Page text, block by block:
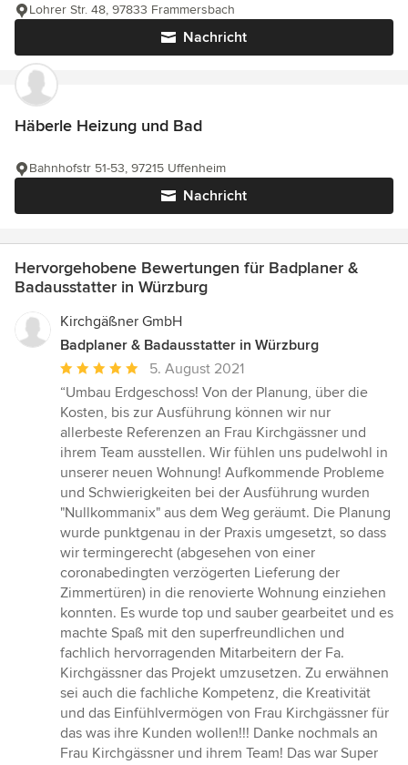
Nachricht
Lohrer Str. 48, 97833 Frammersbach
Häberle Heizung und Bad
Nachricht
Bahnhofstr 51-53, 97215 Uffenheim
Hervorgehobene Bewertungen für Badplaner &
Badausstatter in Würzburg
Kirchgäßner GmbH
Badplaner & Badausstatter in Würzburg
Durchschnittliche
Bewertung:
5
von
5
Sternen
5. August 2021
“Umbau Erdgeschoss! Von der Planung, über die
Kosten, bis zur Ausführung können wir nur
allerbeste Referenzen an Frau Kirchgässner und
ihrem Team ausstellen. Wir fühlen uns pudelwohl in
unserer neuen Wohnung! Aufkommende Probleme
und Schwierigkeiten bei der Ausführung wurden
"Nullkommanix" aus dem Weg geräumt. Die Planung
wurde punktgenau in der Praxis umgesetzt, so dass
wir termingerecht (abgesehen von einer
coronabedingten verzögerten Lieferung der
Zimmertüren) in die renovierte Wohnung einziehen
konnten. Es wurde top und sauber gearbeitet und es
machte Spaß mit den superfreundlichen und
fachlich hervorragenden Mitarbeitern der Fa.
Kirchgässner das Projekt umzusetzen. Zu erwähnen
sei auch die fachliche Kompetenz, die Kreativität
und das Einfühlvermögen von Frau Kirchgässner für
das was ihre Kunden wollen!!! Danke nochmals an
Frau Kirchgässner und ihrem Team! Das war Super